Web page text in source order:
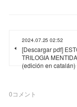
2024.07.25 02:52
[Descargar pdf]
TRILOGIA MENTIDA
(edición en catalán)
0コメント